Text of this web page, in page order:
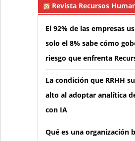
Revista Recursos
El 92% de las empresas
solo el 8% sabe cómo
riesgo que enfrenta
La condición que RRHH
alto al adoptar analítica
con IA
Qué es una organización